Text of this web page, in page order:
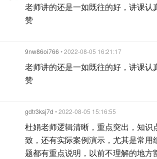
老师讲的还是一如既往的好，讲课认
赞
9nw86oi766 • 2022-08-05 16:21:17
老师讲的还是一如既往的好，讲课认
赞
gdtr3ksj7d • 2022-08-05 15:16:55
杜娟老师逻辑清晰，重点突出，知识
致，还有实际案例演示，尤其是常用
题都有重点说明，以前不理解的地方